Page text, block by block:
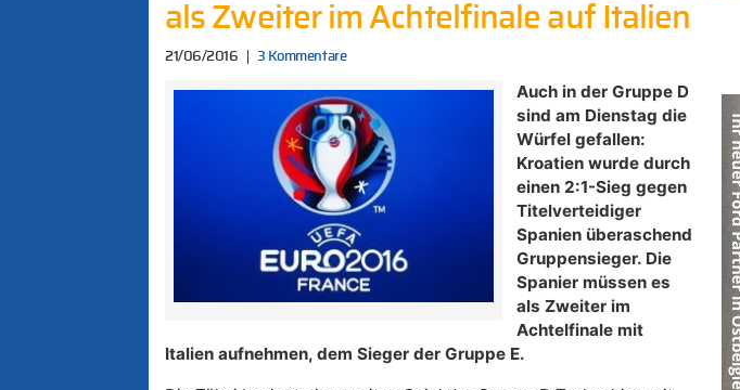
als Zweiter im Achtelfinale auf Italien
21/06/2016 3 Kommentare
Auch in der Gruppe D
sind am Dienstag die
Würfel gefallen:
Kroatien wurde durch
einen 2:1-Sieg gegen
Titelverteidiger
Spanien überaschend
Gruppensieger. Die
Spanier müssen es
als Zweiter im
Achtelfinale mit
Italien aufnehmen, dem Sieger der Gruppe E.